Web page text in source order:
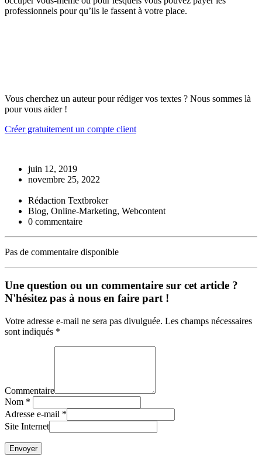
professionnels pour qu’ils le fassent à votre place.
Vous cherchez un auteur pour rédiger vos textes ? Nous sommes là
pour vous aider !
Créer gratuitement un compte client
juin 12, 2019
novembre 25, 2022
Rédaction Textbroker
Blog, Online-Marketing, Webcontent
0 commentaire
Pas de commentaire disponible
Une question ou un commentaire sur cet article ?
N'hésitez pas à nous en faire part !
Votre adresse e-mail ne sera pas divulguée. Les champs nécessaires
sont indiqués *
Commentaire
Nom *
Adresse e-mail *
Site Internet